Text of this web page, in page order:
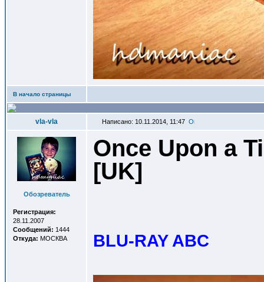
В начало страницы
vla-vla Написано: 10.11.2014, 11:47
Обозреватель
Регистрация:
28.11.2007
Сообщений: 1444
Откуда: МОСКВА
Once Upon a
[UK]
BLU-RAY ABC